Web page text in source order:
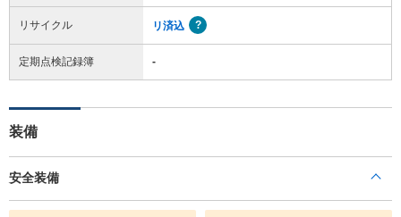
リサイクル リ済込
定期点検記録簿 -
装備
安全装備